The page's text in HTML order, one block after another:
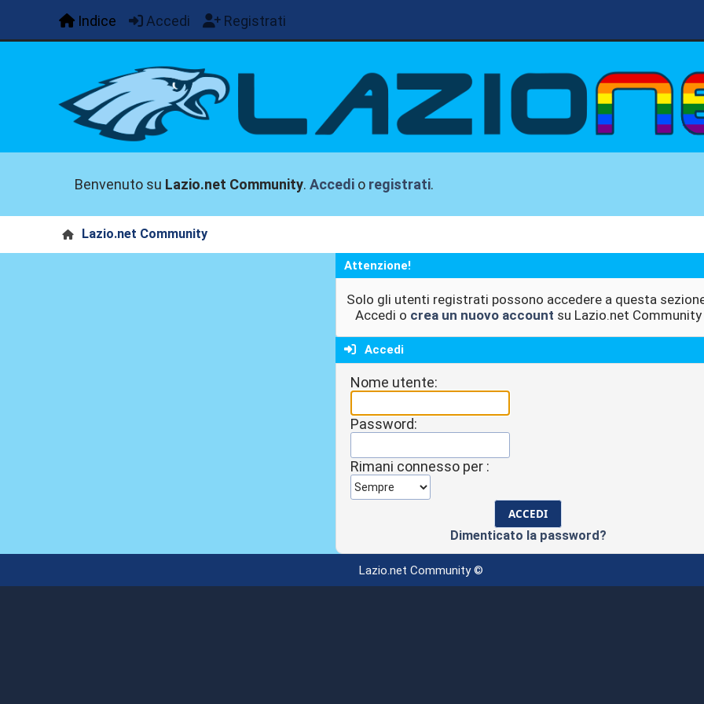
Indice Accedi Registrati
Benvenuto su Lazio.net Community.Accedi o registrati.
Lazio.net Community
Attenzione!
Solo gli utenti registrati possono accedere a questa
Accedi o crea un nuovo account su Lazio.net Community
Accedi
Nome utente:
Password:
Rimani connesso per :
Dimenticato la password?
Lazio.net Community ©